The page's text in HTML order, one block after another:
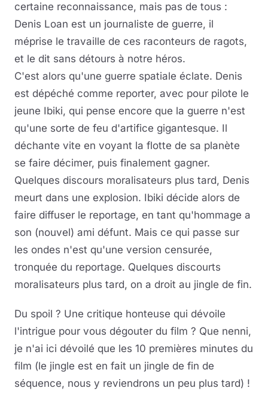
certaine reconnaissance, mais pas de tous :
Denis Loan est un journaliste de guerre, il
méprise le travaille de ces raconteurs de ragots,
et le dit sans détours à notre héros.
C'est alors qu'une guerre spatiale éclate. Denis
est dépéché comme reporter, avec pour pilote le
jeune Ibiki, qui pense encore que la guerre n'est
qu'une sorte de feu d'artifice gigantesque. Il
déchante vite en voyant la flotte de sa planète
se faire décimer, puis finalement gagner.
Quelques discours moralisateurs plus tard, Denis
meurt dans une explosion. Ibiki décide alors de
faire diffuser le reportage, en tant qu'hommage a
son (nouvel) ami défunt. Mais ce qui passe sur
les ondes n'est qu'une version censurée,
tronquée du reportage. Quelques discourts
moralisateurs plus tard, on a droit au jingle de fin.
Du spoil ? Une critique honteuse qui dévoile
l'intrigue pour vous dégouter du film ? Que nenni,
je n'ai ici dévoilé que les 10 premières minutes du
film (le jingle est en fait un jingle de fin de
séquence, nous y reviendrons un peu plus tard) !